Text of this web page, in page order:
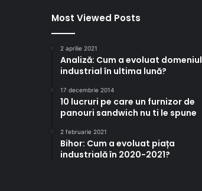
Most Viewed Posts
2 aprilie 2021
Analiză: Cum a evoluat domeniul
industrial în ultima lună?
17 decembrie 2014
10 lucruri pe care un furnizor de
panouri sandwich nu ti le spune
2 februarie 2021
Bihor: Cum a evoluat piața
industrială în 2020-2021?